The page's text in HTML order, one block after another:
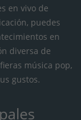
en vivo de
puedes
en
diversa de
música pop,
gustos.